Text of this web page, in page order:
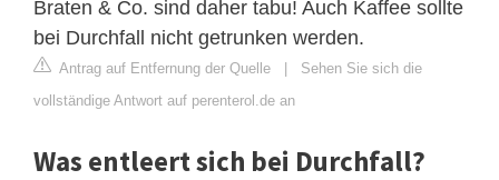
Braten & Co. sind daher tabu! Auch Kaffee sollte
bei Durchfall nicht getrunken werden.
Antrag auf Entfernung der Quelle | Sehen Sie sich die
vollständige Antwort auf perenterol.de an
Was entleert sich bei Durchfall?